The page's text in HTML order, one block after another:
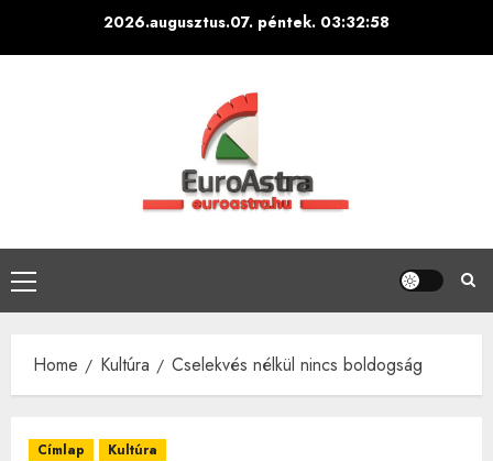
2026.augusztus.07. péntek. 03:32:59
Primary
Menu
Home Kultúra Cselekvés nélkül nincs boldogság
Címlap Kultúra